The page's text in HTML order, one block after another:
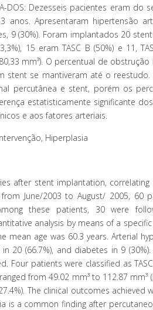
DOS: Dezesseis pacientes eram do
Apresentaram hipertensão
9 (30%). Foram implantados 20
15 eram TASC B (50%) e 11,
mm³). O percentual de
se mantiveram até o reestudo.
percutânea e stent, porém os
estatisticamente significante
e aos fatores arteriais.
Hiperplasia
after stent implantation,
from June/2003 to August/ 2005,
these patients, 30 were
analysis by means of a specific
mean age was 60.3 years. Arterial
20 (66.7%), and diabetes in 9
patients were classified as TASC
from 49.02 mm³ to 112.87 mm³
The clinical outcomes achieved
is a common finding after